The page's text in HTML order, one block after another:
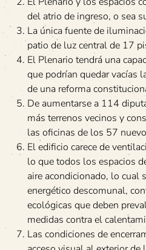
del atrio de ingreso, o sea
La única fuente de
patio de luz central de 17
El Plenario tendrá una
que podrían quedar vacías
de una reforma
De aumentarse a 114
más terrenos vecinos y
las oficinas de los 57
El edificio carece de
lo que todos los espacios
aire acondicionado, lo cual
energético descomunal,
ecológicas que deben
medidas contra el
Las condiciones de